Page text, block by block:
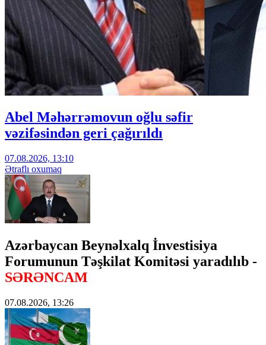
Abel Məhərrəmovun oğlu səfir
vəzifəsindən geri çağırıldı
07.08.2026, 13:10
Ətraflı oxumaq
Azərbaycan Beynəlxalq İnvestisiya
Forumunun Təşkilat Komitəsi yaradılıb -
SƏRƏNCAM
07.08.2026, 13:26